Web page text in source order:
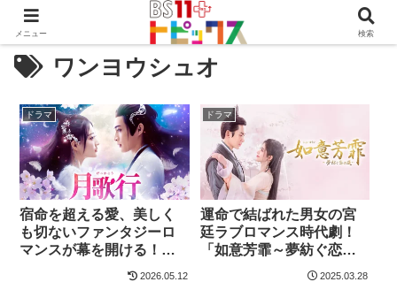
ワンヨウシュオ
ドラマ
宿命を超える愛、美しく
も切ないファンタジーロ
マンスが幕を開ける！中
国時代劇「月歌行」
2026.05.12
ドラマ
運命で結ばれた男女の宮
廷ラブロマンス時代劇！
「如意芳霏～夢紡ぐ恋の
2025.03.28
メニュー 検索